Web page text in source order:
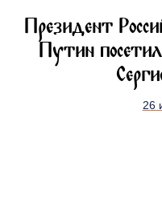
Президент
Путин
26